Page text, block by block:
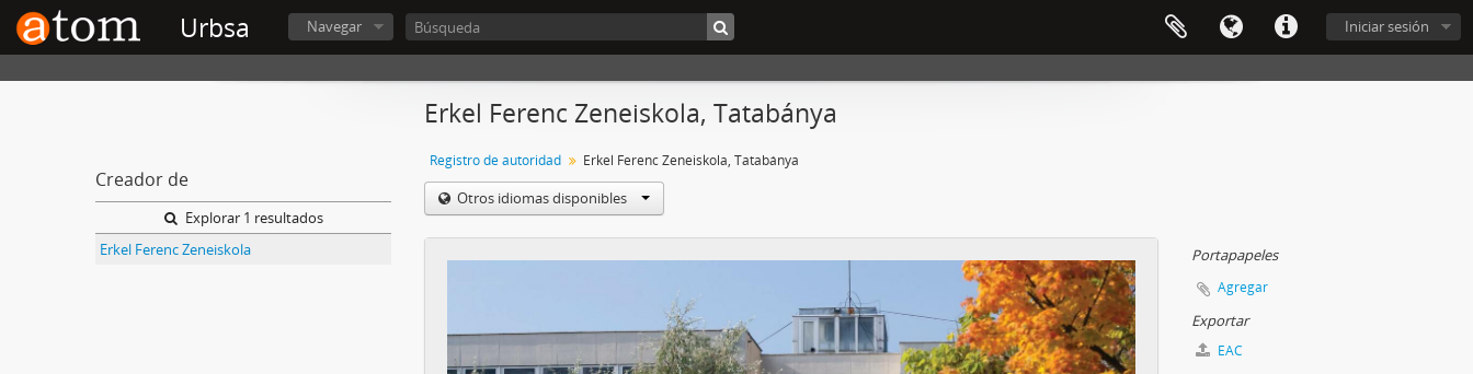
Urbsa Iniciar sesión
Navegar
Creador de
Explorar 1 resultados
Erkel Ferenc Zeneiskola
Erkel Ferenc Zeneiskola, Tatabánya
Registro de autoridad Erkel Ferenc Zeneiskola, Tatabánya
Otros idiomas disponibles
Portapapeles
Agregar
Exportar
EAC